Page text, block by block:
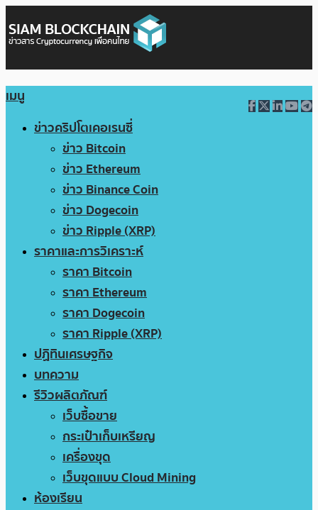
เมนู
ข่าวคริปโตเคอเรนซี่
ข่าว Bitcoin
ข่าว Ethereum
ข่าว Binance Coin
ข่าว Dogecoin
ข่าว Ripple (XRP)
ราคาและการวิเคราะห์
ราคา Bitcoin
ราคา Ethereum
ราคา Dogecoin
ราคา Ripple (XRP)
ปฏิทินเศรษฐกิจ
บทความ
รีวิวผลิตภัณฑ์
เว็บซื้อขาย
กระเป๋าเก็บเหรียญ
เครื่องขุด
เว็บขุดแบบ Cloud Mining
ห้องเรียน